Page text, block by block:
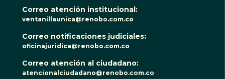
Correo atención institucional:
ventanillaunica@renobo.com.co
Correo notificaciones judiciales:
oficinajuridica@renobo.com.co
Correo atención al ciudadano:
atencionalciudadano@renobo.com.co